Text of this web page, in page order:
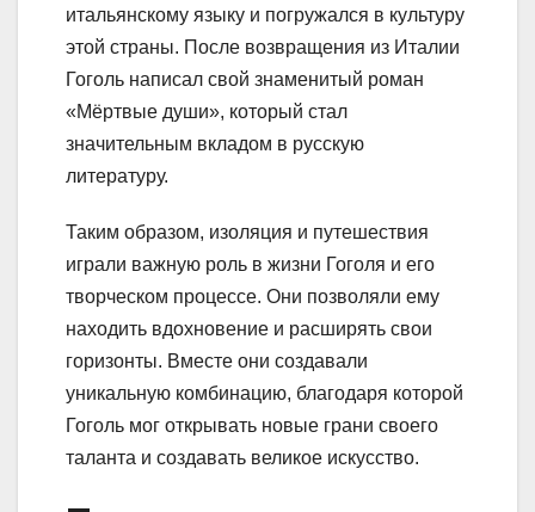
итальянскому языку и погружался в культуру
этой страны. После возвращения из Италии
Гоголь написал свой знаменитый роман
«Мёртвые души», который стал
значительным вкладом в русскую
литературу.
Таким образом, изоляция и путешествия
играли важную роль в жизни Гоголя и его
творческом процессе. Они позволяли ему
находить вдохновение и расширять свои
горизонты. Вместе они создавали
уникальную комбинацию, благодаря которой
Гоголь мог открывать новые грани своего
таланта и создавать великое искусство.